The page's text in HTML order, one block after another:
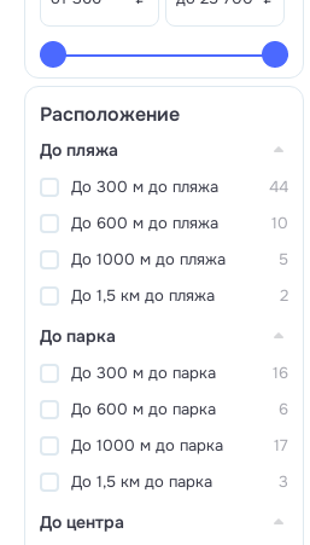
Расположение
До пляжа
До 300 м до пляжа
44
До 600 м до пляжа
10
До 1000 м до пляжа
5
До 1,5 км до пляжа
2
До парка
До 300 м до парка
16
До 600 м до парка
6
До 1000 м до парка
17
До 1,5 км до парка
3
До центра